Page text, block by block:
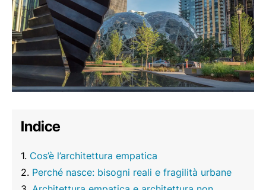
Indice
Cos’è l’architettura empatica
Perché nasce: bisogni reali e fragilità urbane